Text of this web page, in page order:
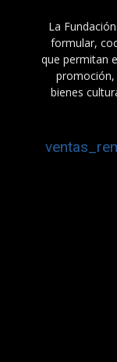
La
formular,
que permitan
promoción,
bienes